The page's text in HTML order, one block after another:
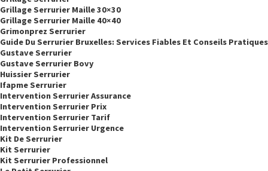
Grillage Serrurier Maille 30×30
Grillage Serrurier Maille 40×40
Grimonprez Serrurier
Guide Du Serrurier Bruxelles: Services Fiables Et Conseils Pratiques
Gustave Serrurier
Gustave Serrurier Bovy
Huissier Serrurier
Ifapme Serrurier
Intervention Serrurier Assurance
Intervention Serrurier Prix
Intervention Serrurier Tarif
Intervention Serrurier Urgence
Kit De Serrurier
Kit Serrurier
Kit Serrurier Professionnel